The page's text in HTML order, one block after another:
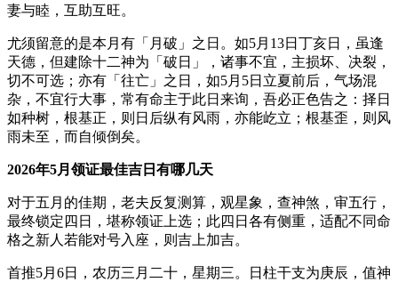
妻与睦，互助互旺。
尤须留意的是本月有「月破」之日。如5月13日丁亥日，虽逢
天德，但建除十二神为「破日」，诸事不宜，主损坏、决裂，
切不可选；亦有「往亡」之日，如5月5日立夏前后，气场混
杂，不宜行大事，常有命主于此日来询，吾必正色告之：择日
如种树，根基正，则日后纵有风雨，亦能屹立；根基歪，则风
雨未至，而自倾倒矣。
2026年5月领证最佳吉日有哪几天
对于五月的佳期，老夫反复测算，观星象，查神煞，审五行，
最终锁定四日，堪称领证上选；此四日各有侧重，适配不同命
格之新人若能对号入座，则吉上加吉。
首推5月6日，农历三月二十，星期三。日柱干支为庚辰，值神